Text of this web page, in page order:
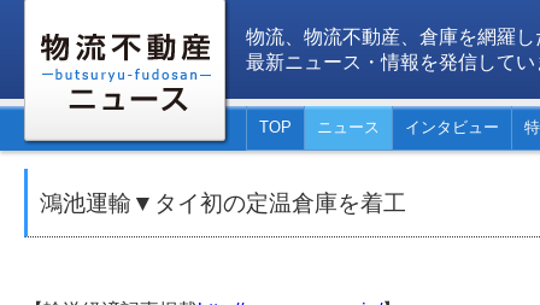
物流、物流不動産、倉庫を網羅し
最新ニュース・情報を発信してい
TOP ニュース インタビュー
鴻池運輸▼タイ初の定温倉庫を着工